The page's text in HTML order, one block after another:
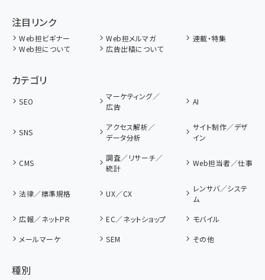
注目リンク
Web担ビギナー Web担メルマガ
連載・特集
Web担について
広告出稿について
カテゴリ
SEO
マーケティング／
広告
AI
SNS
アクセス解析／
データ分析
サイト制作／デザ
イン
CMS
調査／リサーチ／
統計
Web担当者／仕事
法律／標準規格 UX／CX
レンサバ／システ
ム
広報／ネットPR
EC／ネットショップ
モバイル
メールマーケ
SEM その他
種別